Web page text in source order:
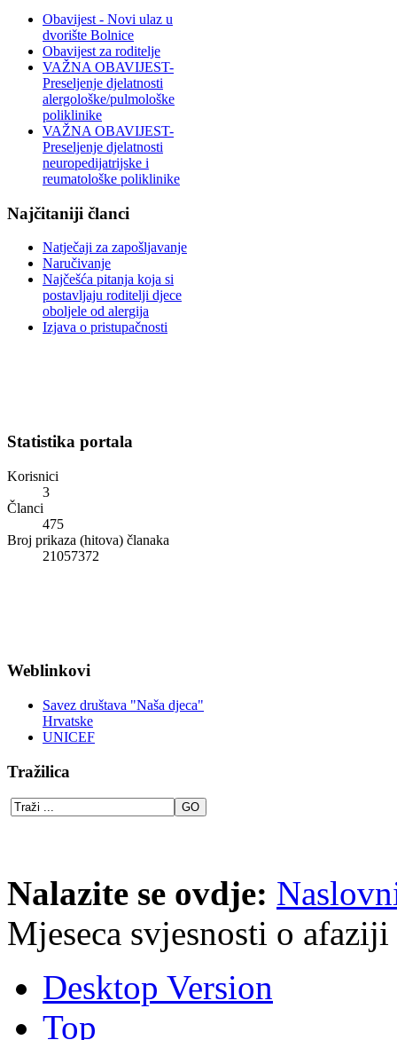
Obavijest - Novi ulaz u
dvorište Bolnice
Obavijest za roditelje
VAŽNA OBAVIJEST-
Preseljenje djelatnosti
alergološke/pulmološke
poliklinike
VAŽNA OBAVIJEST-
Preseljenje djelatnosti
neuropedijatrijske i
reumatološke poliklinike
Najčitaniji članci
Natječaji za zapošljavanje
Naručivanje
Najčešća pitanja koja si
postavljaju roditelji djece
oboljele od alergija
Izjava o pristupačnosti
Statistika portala
Korisnici
3
Članci
475
Broj prikaza (hitova) članaka
21057372
Weblinkovi
Savez društava "Naša djeca"
Hrvatske
UNICEF
Tražilica
Nalazite se ovdje:
Mjeseca svjesnosti o afaziji
Desktop Version
Top